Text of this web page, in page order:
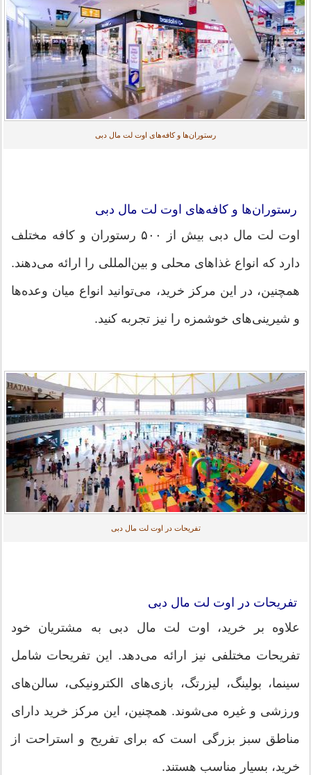
رستوران‌ها و کافه‌های اوت لت مال دبی
رستوران‌ها و کافه‌های اوت لت مال دبی
اوت لت مال دبی بیش از ۵۰۰ رستوران و کافه مختلف
دارد که انواع غذاهای محلی و بین‌المللی را ارائه می‌دهند.
همچنین، در این مرکز خرید، می‌توانید انواع میان وعده‌ها
و شیرینی‌های خوشمزه را نیز تجربه کنید.
تفریحات در اوت لت مال دبی
تفریحات در اوت لت مال دبی
علاوه بر خرید، اوت لت مال دبی به مشتریان خود
تفریحات مختلفی نیز ارائه می‌دهد. این تفریحات شامل
سینما، بولینگ، لیزرتگ، بازی‌های الکترونیکی، سالن‌های
ورزشی و غیره می‌شوند. همچنین، این مرکز خرید دارای
مناطق سبز بزرگی است که برای تفریح و استراحت از
خرید، بسیار مناسب هستند.